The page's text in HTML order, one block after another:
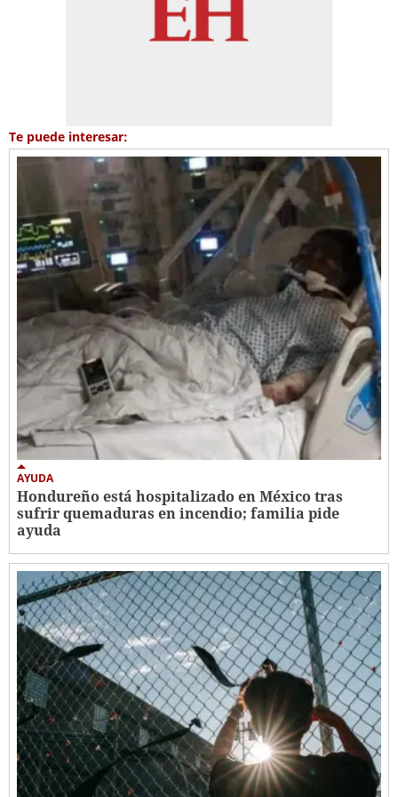
Te puede interesar:
AYUDA
Hondureño está hospitalizado en México tras
sufrir quemaduras en incendio; familia pide
ayuda